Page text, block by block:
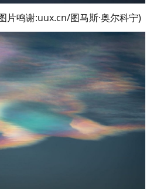
片鸣谢:uux.cn/图马斯·奥尔科宁)